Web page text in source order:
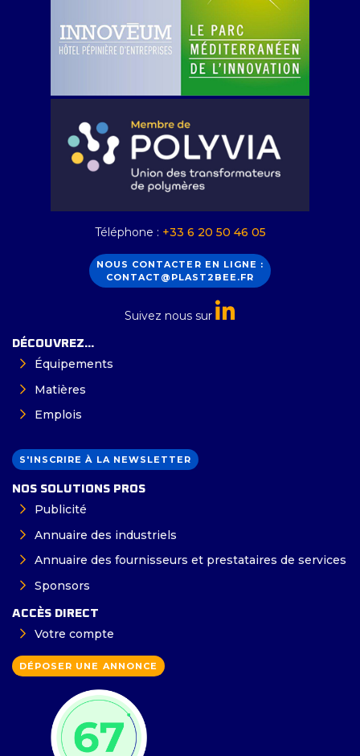
Téléphone : +33 6 20 50 46 05
NOUS CONTACTER EN LIGNE :
CONTACT@PLAST2BEE.FR
Suivez nous sur
DÉCOUVREZ...
Équipements
Matières
Emplois
S'INSCRIRE À LA NEWSLETTER
NOS SOLUTIONS PROS
Publicité
Annuaire des industriels
Annuaire des fournisseurs et prestataires de services
Sponsors
ACCÈS DIRECT
Votre compte
DÉPOSER UNE ANNONCE